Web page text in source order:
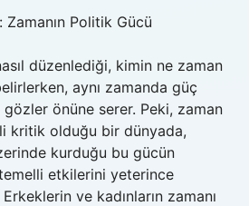
Politik Gücü
düzenlediği, kimin ne zaman
aynı zamanda güç
önüne serer. Peki, zaman
kritik olduğu bir dünyada,
kurduğu bu gücün
etkilerini yeterince
ve kadınların zamanı